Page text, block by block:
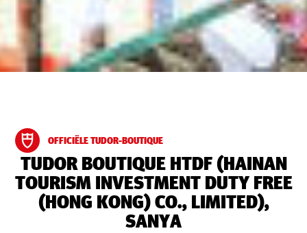
OFFICIËLE TUDOR-BOUTIQUE
‭TUDOR BOUTIQUE HTDF (HAINAN
TOURISM INVESTMENT DUTY FREE
(HONG KONG) CO., LIMITED),
SANYA‬